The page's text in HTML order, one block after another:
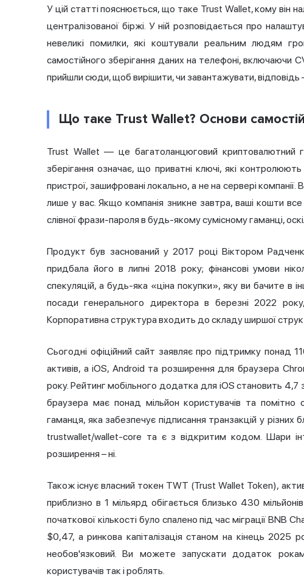
У цій статті пояснюється, що таке Trust Wallet, кому він
централізованої біржі. У ній розповідається про
невеликі помилки, які коштували реальним людям
самостійного зберігання даних на телефоні, включаючи
прийшли сюди, щоб вирішити, чи завантажувати,
Що таке Trust Wallet? Основи
Trust Wallet — це багатоланцюговий криптовалютний
зберігання означає, що приватні ключі, які
пристрої, зашифровані локально, а не на сервері
лише у вас. Якщо компанія зникне завтра, ваші кошти
слівної фрази-пароля в будь-якому сумісному гаманці,
Продукт був заснований у 2017 році Віктором
придбала його в липні 2018 року; фінансові умови
спекуляцій, а будь-яка «ціна покупки», яку ви бачите в
посади генерального директора в березні 2022
Корпоративна структура входить до складу ширшої
Сьогодні офіційний сайт заявляє про підтримку понад
активів, а iOS, Android та розширення для браузера
року. Рейтинг мобільного додатка для iOS становить 4,7
браузера має понад мільйон користувачів та помітно
гаманця, яка забезпечує підписання транзакцій у
trustwallet/wallet-core та є з відкритим кодом. Шари
розширення – ні.
Також існує власний токен TWT (Trust Wallet Token),
приблизно в 1 мільярд обігається близько 430
початкової кількості було спалено під час міграції BNB
$0,47, а ринкова капіталізація станом на кінець 2025
необов'язковий. Ви можете запускати додаток
користувачів так і роблять.